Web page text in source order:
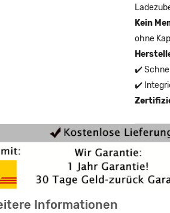
Kein
ohne
✔️
✔️
Informationen